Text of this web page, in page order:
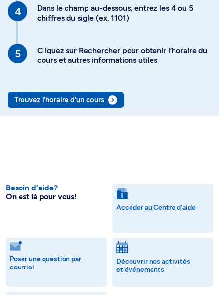
Dans le champ au-dessous, entrez les 4 ou 5
chiffres du sigle (ex. 1101)
Cliquez sur Rechercher pour obtenir l’horaire du
cours et autres informations utiles
Trouvez l’horaire d’un cours
Besoin d’aide?
On est là pour vous!
Accéder au Centre d'aide
Poser une question par
courriel
Découvrir nos activités
et événements